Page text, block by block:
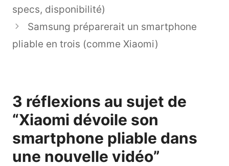
specs, disponibilité)
Samsung préparerait un smartphone
pliable en trois (comme Xiaomi)
3 réflexions au sujet de
“Xiaomi dévoile son
smartphone pliable dans
une nouvelle vidéo”